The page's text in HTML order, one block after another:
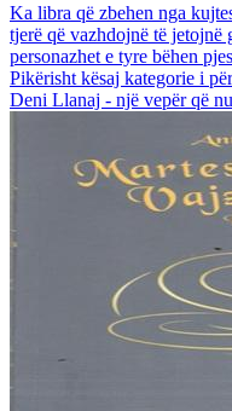
Ka libra që zbehen nga
tjerë që vazhdojnë të jetojnë
personazhet e tyre bëhen
Pikërisht kësaj kategorie i
Deni Llanaj - një vepër që